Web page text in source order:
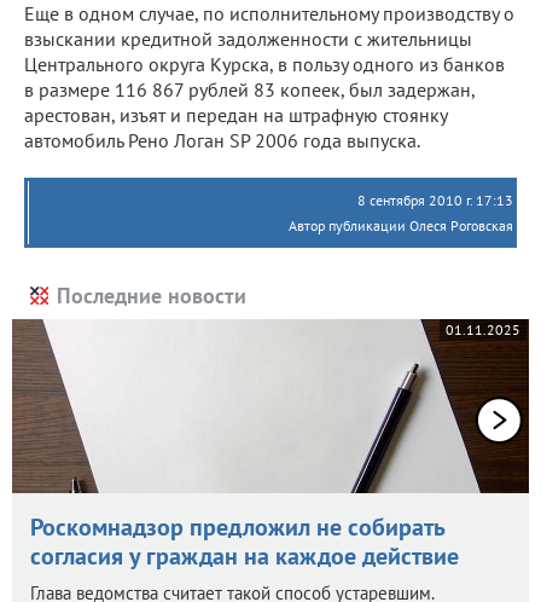
Еще в одном случае, по исполнительному производству о
взыскании кредитной задолженности с жительницы
Центрального округа Курска, в пользу одного из банков
в размере 116 867 рублей 83 копеек, был задержан,
арестован, изъят и передан на штрафную стоянку
автомобиль Рено Логан SP 2006 года выпуска.
8 сентября 2010 г. 17:13
Автор публикации Олеся Роговская
Последние новости
01.11.2025
Роскомнадзор предложил не собирать
согласия у граждан на каждое действие
Глава ведомства считает такой способ устаревшим.